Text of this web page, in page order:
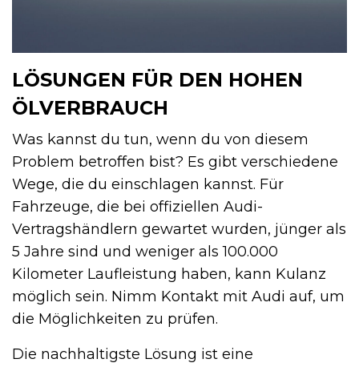
LÖSUNGEN FÜR DEN HOHEN
ÖLVERBRAUCH
Was kannst du tun, wenn du von diesem
Problem betroffen bist? Es gibt verschiedene
Wege, die du einschlagen kannst. Für
Fahrzeuge, die bei offiziellen Audi-
Vertragshändlern gewartet wurden, jünger als
5 Jahre sind und weniger als 100.000
Kilometer Laufleistung haben, kann Kulanz
möglich sein. Nimm Kontakt mit Audi auf, um
die Möglichkeiten zu prüfen.
Die nachhaltigste Lösung ist eine